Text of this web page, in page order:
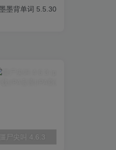
墨背单词 5.5.30
僵尸尖叫 4.6.3